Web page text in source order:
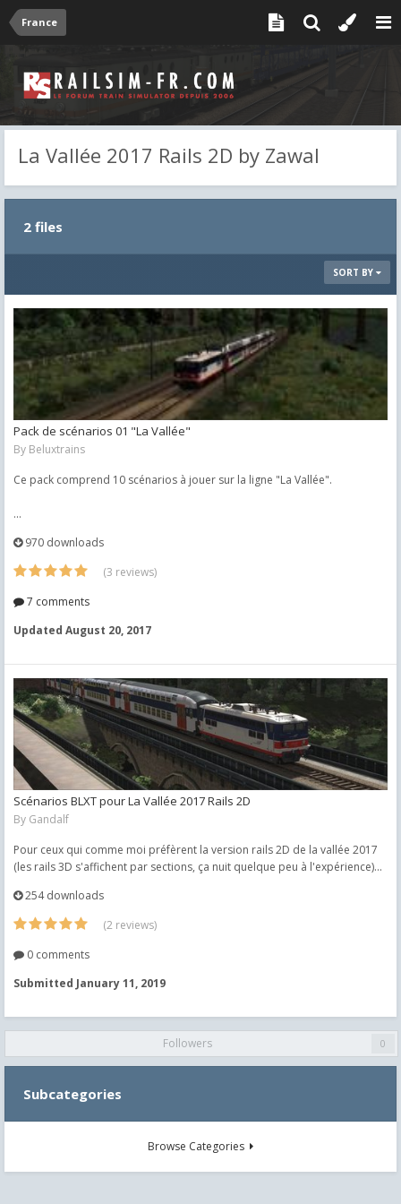
France
La Vallée 2017 Rails 2D by Zawal
2 files
SORT BY
Pack de scénarios 01 "La Vallée"
By Beluxtrains
Ce pack comprend 10 scénarios à jouer sur la ligne "La Vallée".
...
970 downloads
(3 reviews)
7 comments
Updated August 20, 2017
Scénarios BLXT pour La Vallée 2017 Rails 2D
By Gandalf
Pour ceux qui comme moi préfèrent la version rails 2D de la vallée 2017
(les rails 3D s'affichent par sections, ça nuit quelque peu à l'expérience)...
254 downloads
(2 reviews)
0 comments
Submitted January 11, 2019
Followers 0
Subcategories
Browse Categories